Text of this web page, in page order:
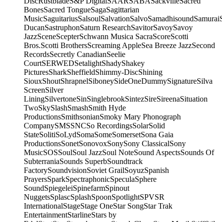
BonesSacred TongueSagaSagittarian
MusicSaguitariusSalsoulSalvationSalvoSamadhisoundSamurai
DucanSastruphonSaturn ResearchSavitorSavoySavoy
JazzSceneScepterSchwann Musica SacraScoreScotti
Bros.Scotti BrothersScreaming AppleSea Breeze JazzSecond
RecordsSecretly CanadianSeelie
CourtSERWEDSetalightShadyShakey
PicturesSharkSheffieldShimmy-DiscShining
SiouxShoutShrapnelSiboneySideOneDummySignatureSilva
ScreenSilver
LiningSilvertoneSinSinglebrookSintezSireSireenaSituation
TwoSkySlashSmashSmith Hyde
ProductionsSmithsonianSmoky Mary Phonograph
CompanySMSSNCSo RecordingsSolarSolid
StateSolitiSoLydSomaSomeSomersetSona Gaia
ProductionsSonetSonovoxSonySony ClassicalSony
MusicSOSSoulSoul JazzSoul NoteSound AspectsSounds Of
SubterraniaSounds SuperbSoundtrack
FactorySoundvisionSoviet GrailSoyuzSpanish
PrayersSparkSpectraphonicSpeculaSphere
SoundSpiegeleiSpinefarmSpinout
NuggetsSplascSplashSpoonSpotlightSPVSR
InternationalStageStage OneStar SongStar Trak
EntertainmentStarlineStars by